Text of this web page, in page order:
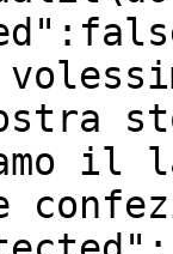
il